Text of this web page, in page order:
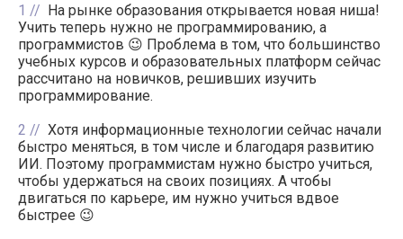
1
На рынке образования открывается новая ниша!
Учить теперь нужно не программированию, а
программистов 😉 Проблема в том, что большинство
учебных курсов и образовательных платформ сейчас
рассчитано на новичков, решивших изучить
программирование.
2
Хотя информационные технологии сейчас начали
быстро меняться, в том числе и благодаря развитию
ИИ. Поэтому программистам нужно быстро учиться,
чтобы удержаться на своих позициях. А чтобы
двигаться по карьере, им нужно учиться вдвое
быстрее 😉